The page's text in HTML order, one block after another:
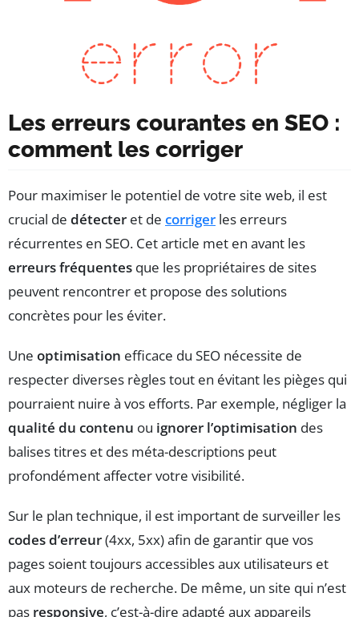
Les erreurs courantes en SEO :
comment les corriger
Pour maximiser le potentiel de votre site web, il est
crucial de détecter et de corriger les erreurs
récurrentes en SEO. Cet article met en avant les
erreurs fréquentes que les propriétaires de sites
peuvent rencontrer et propose des solutions
concrètes pour les éviter.
Une optimisation efficace du SEO nécessite de
respecter diverses règles tout en évitant les pièges qui
pourraient nuire à vos efforts. Par exemple, négliger la
qualité du contenu ou ignorer l’optimisation des
balises titres et des méta-descriptions peut
profondément affecter votre visibilité.
Sur le plan technique, il est important de surveiller les
codes d’erreur(4xx, 5xx) afin de garantir que vos
pages soient toujours accessibles aux utilisateurs et
aux moteurs de recherche. De même, un site qui n’est
pas responsive, c’est-à-dire adapté aux appareils